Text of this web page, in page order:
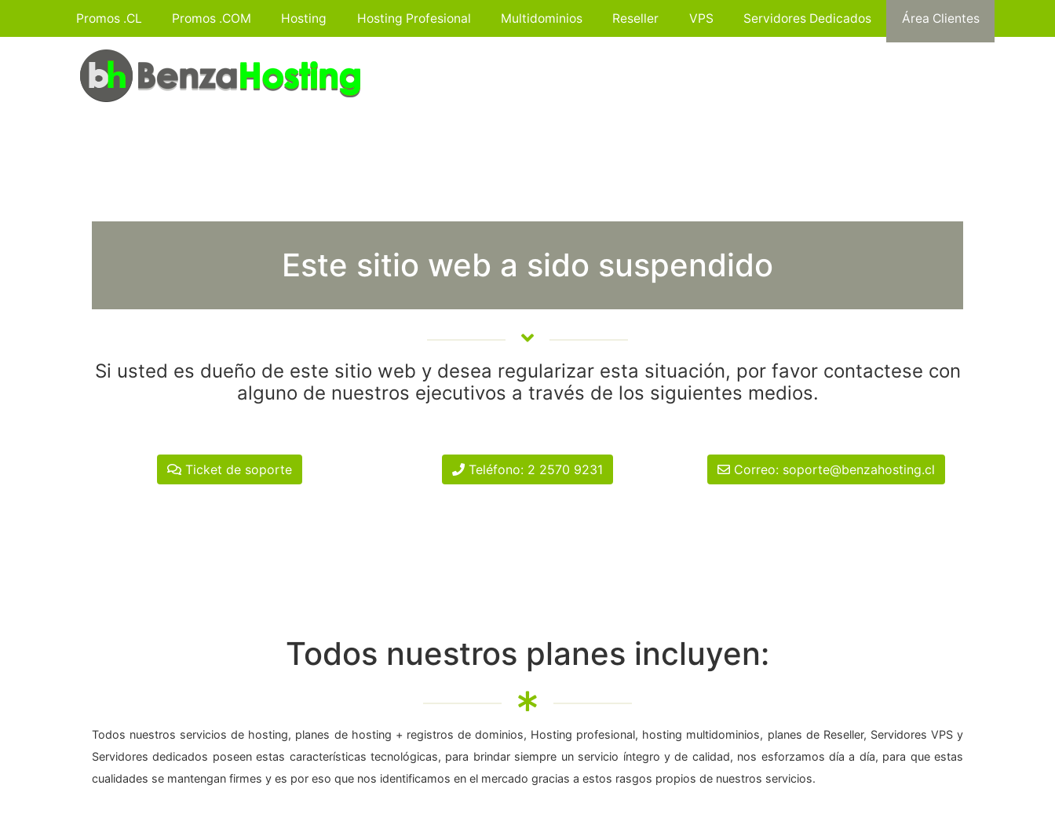
Promos .CL Promos .COM Hosting Hosting Profesional Multidominios Reseller VPS Servidores Dedicados Área Clientes
Este sitio web a sido suspendido
Si usted es dueño de este sitio web y desea regularizar esta situación, por favor contactese con
alguno de nuestros ejecutivos a través de los siguientes medios.
Ticket de soporte Teléfono: 2 2570 9231 Correo: soporte@benzahosting.cl
Todos nuestros planes incluyen:
Todos nuestros servicios de hosting, planes de hosting + registros de dominios, Hosting profesional, hosting multidominios, planes de Reseller, Servidores VPS y
Servidores dedicados poseen estas características tecnológicas, para brindar siempre un servicio íntegro y de calidad, nos esforzamos día a día, para que estas
cualidades se mantengan firmes y es por eso que nos identificamos en el mercado gracias a estos rasgos propios de nuestros servicios.